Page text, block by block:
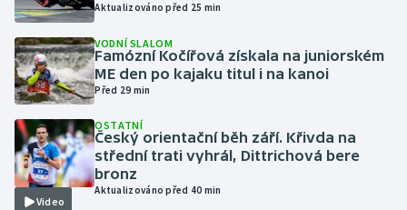
Házená
Jezdectví
Judo
Krasobruslení
Lezení
Aktualizováno před 25 min
VODNÍ SLALOM
Famózní Kočířová získala na juniorském
ME den po kajaku titul i na kanoi
Před 29 min
Video
OSTATNÍ
Český orientační běh září. Křivda na
střední trati vyhrál, Dittrichová bere
bronz
Aktualizováno před 40 min